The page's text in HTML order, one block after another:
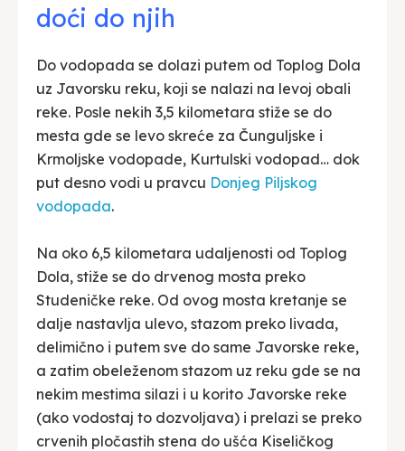
doći do njih
Do vodopada se dolazi putem od Toplog Dola
uz Javorsku reku, koji se nalazi na levoj obali
reke. Posle nekih 3,5 kilometara stiže se do
mesta gde se levo skreće za Čunguljske i
Krmoljske vodopade, Kurtulski vodopad… dok
put desno vodi u pravcu Donjeg Piljskog
vodopada.
Na oko 6,5 kilometara udaljenosti od Toplog
Dola, stiže se do drvenog mosta preko
Studeničke reke. Od ovog mosta kretanje se
dalje nastavlja ulevo, stazom preko livada,
delimično i putem sve do same Javorske reke,
a zatim obeleženom stazom uz reku gde se na
nekim mestima silazi i u korito Javorske reke
(ako vodostaj to dozvoljava) i prelazi se preko
crvenih pločastih stena do ušća Kiseličkog